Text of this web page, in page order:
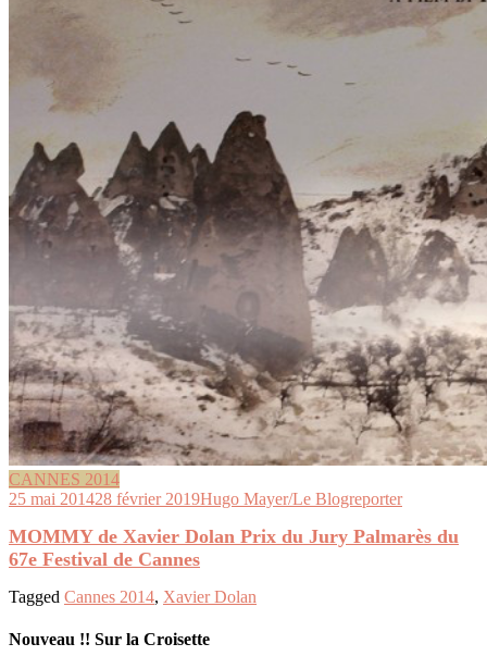
CANNES 2014
25 mai 201428 février 2019Hugo Mayer/Le Blogreporter
MOMMY de Xavier Dolan Prix du Jury Palmarès du
67e Festival de Cannes
Tagged Cannes 2014, Xavier Dolan
Nouveau !! Sur la Croisette